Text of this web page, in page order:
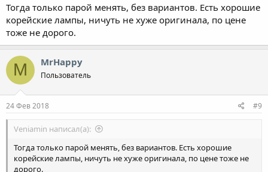
Тогда только парой менять, без вариантов. Есть хорошие
корейские лампы, ничуть не хуже оригинала, по цене
тоже не дорого.
M MrHappy
Пользователь
24 Фев 2018 #9
Veniamin написал(а):
Тогда только парой менять, без вариантов. Есть хорошие
корейские лампы, ничуть не хуже оригинала, по цене тоже не
дорого.